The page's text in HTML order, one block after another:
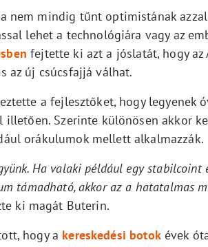
nem mindig tűnt optimistának
lehet a technológiára vagy az
fejtette ki azt a jóslatát, hogy
az új csúcsfajjá válhat.
a fejlesztőket, hogy legyenek
Szerinte különösen akkor
orákulumok mellett alkalmazzák.
Ha valaki például egy
támadható, akkor az a hatatalmas
ki magát Buterin.
hogy a kereskedési botokévek